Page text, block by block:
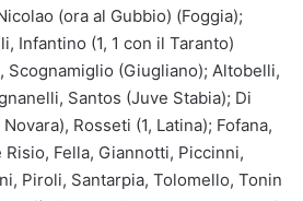
(ora al Gubbio) (Foggia);
Infantino (1, 1 con il Taranto)
Scognamiglio (Giugliano); Altobelli,
Santos (Juve Stabia); Di
Rosseti (1, Latina); Fofana,
Risio, Fella, Giannotti, Piccinni,
Piroli, Santarpia, Tolomello, Tonin